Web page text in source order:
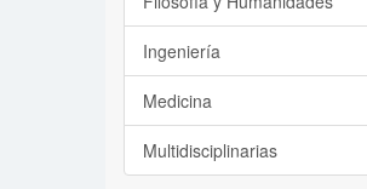
Ingeniería
Medicina
Multidisciplinarias